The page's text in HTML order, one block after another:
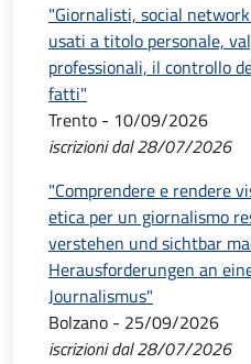
"Giornalisti, social
usati a titolo personale,
professionali, il controllo
fatti"
Trento - 10/09/2026
iscrizioni dal 28/07/2026
"Comprendere e rendere
etica per un giornalismo
verstehen und sichtbar
Herausforderungen an
Journalismus"
Bolzano - 25/09/2026
iscrizioni dal 28/07/2026